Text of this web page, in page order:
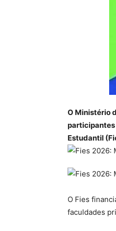
O Ministério
participantes
Estudantil
O Fies
faculdades